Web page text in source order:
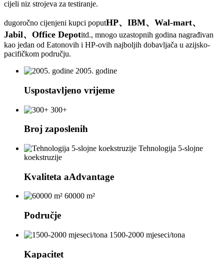
cijeli niz strojeva za testiranje.
dugoročno cijenjeni kupci poputHP、IBM、Wal-mart、
Jabil、Office Depotitd., mnogo uzastopnih godina nagrađivan
kao jedan od Eatonovih i HP-ovih najboljih dobavljača u azijsko-
pacifičkom području.
2005. godine
Uspostavljeno vrijeme
300+
Broj zaposlenih
Tehnologija 5-slojne
koekstruzije
Kvaliteta aAdvantage
60000 m²
Područje
1500-2000 mjeseci/tona
Kapacitet